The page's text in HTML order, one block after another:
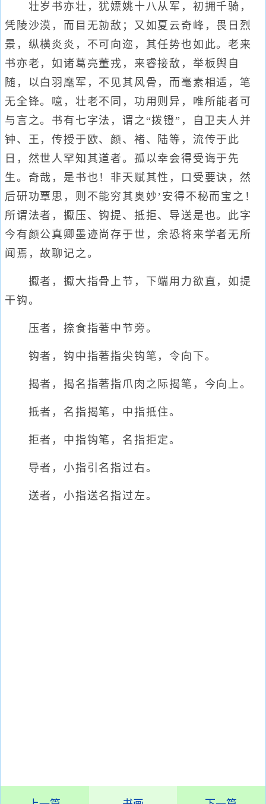
壮岁书亦壮，犹嫖姚十八从军，初拥千骑，
凭陵沙漠，而目无勍敌；又如夏云奇峰，畏日烈
景，纵横炎炎，不可向迩，其任势也如此。老来
书亦老，如诸葛亮董戎，来睿接敌，举板舆自
随，以白羽麾军，不见其风骨，而毫素相适，笔
无全锋。噫，壮老不同，功用则异，唯所能者可
与言之。书有七字法，谓之“拨镫”，自卫夫人并
钟、王，传授于欧、颜、褚、陆等，流传于此
日，然世人罕知其道者。孤以幸会得受诲于先
生。奇哉，是书也！非天赋其性，口受要诀，然
后研功覃思，则不能穷其奥妙’安得不秘而宝之！
所谓法者，擫压、钩提、抵拒、导送是也。此字
今有颜公真卿墨迹尚存于世，余恐将来学者无所
闻焉，故聊记之。
擫者，擫大指骨上节，下端用力欲直，如提
干钩。
压者，捺食指著中节旁。
钩者，钩中指著指尖钩笔，令向下。
揭者，揭名指著指爪肉之际揭笔，今向上。
抵者，名指揭笔，中指抵住。
拒者，中指钩笔，名指拒定。
导者，小指引名指过右。
送者，小指送名指过左。